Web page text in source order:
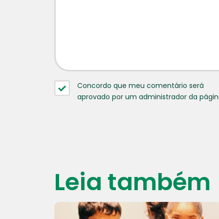
Concordo que meu comentário será
aprovado por um administrador da
Leia também